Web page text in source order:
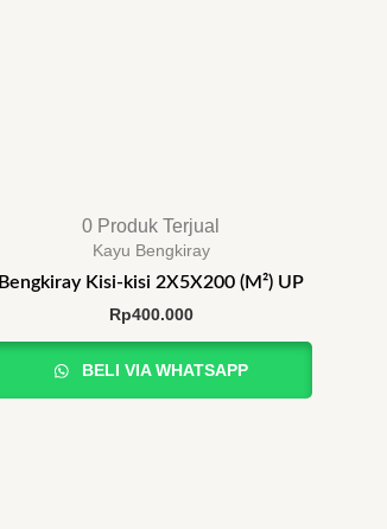
0 Produk Terjual
Kayu Bengkiray
Bengkiray Kisi-kisi 2X5X200 (M²) UP
Rp400.000
BELI VIA WHATSAPP